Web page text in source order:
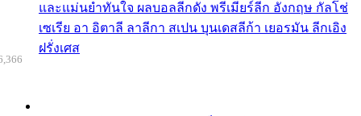
และแม่นยำทันใจ ผลบอลลีกดัง พรีเมียร์ลีก อังกฤษ กัลโช่
เซเรีย อา อิตาลี ลาลีกา สเปน บุนเดสลีก้า เยอรมัน ลีกเอิง
ฝรั่งเศส